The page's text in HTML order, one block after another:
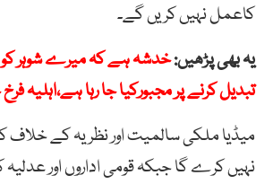
کاعمل نہیں کریں گے۔
یہ بھی پڑھیں:خدشہ ہے کہ میرے شوہر
تبدیل کرنے پر مجبورکیا جا رہا ہے،اہلیہ
میڈیا ملکی سالمیت اور نظریہ کے خلاف
نہیں کرے گا جبکہ قومی اداروں اور